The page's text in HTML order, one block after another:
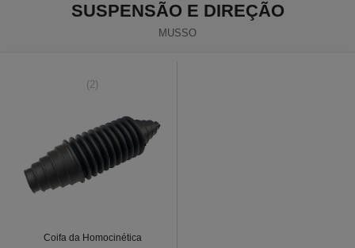
SUSPENSÃO E DIREÇÃO
MUSSO
(2)
Coifa da Homocinética